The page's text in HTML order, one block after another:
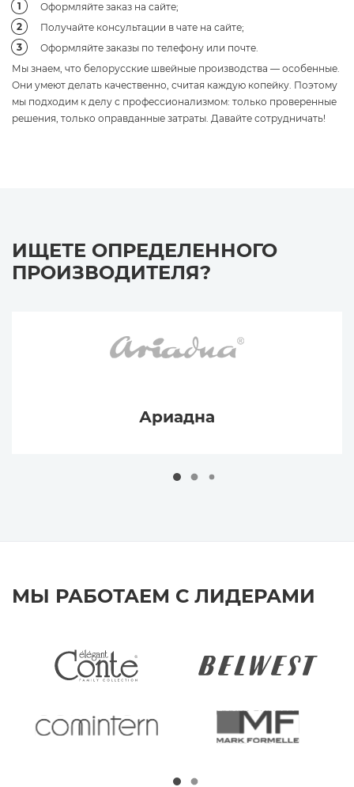
Оформляйте заказ на сайте;
Получайте консультации в чате на сайте;
Оформляйте заказы по телефону или почте.
Мы знаем, что белорусские швейные производства — особенные.
Они умеют делать качественно, считая каждую копейку. Поэтому
мы подходим к делу с профессионализмом: только проверенные
решения, только оправданные затраты. Давайте сотрудничать!
ИЩЕТЕ ОПРЕДЕЛЕННОГО
ПРОИЗВОДИТЕЛЯ?
Ариадна
МЫ РАБОТАЕМ С ЛИДЕРАМИ